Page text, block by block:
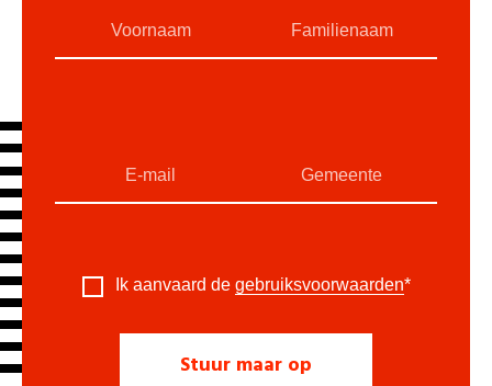
Ik aanvaard de gebruiksvoorwaarden*